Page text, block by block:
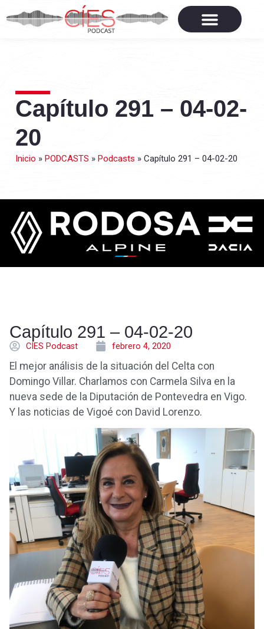
Capítulo 291 – 04-02-
20
Inicio » PODCASTS » Podcasts » Capítulo 291 – 04-02-20
Capítulo 291 – 04-02-20
CÍES Podcast febrero 4, 2020
El mejor análisis de la situación del Celta con
Domingo Villar. Charlamos con Carmela Silva en la
nueva sede de la Diputación de Pontevedra en Vigo.
Y las noticias de Vigoé con David Lorenzo.